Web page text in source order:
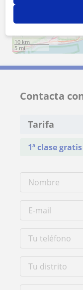
10 km
5 mi
Contacta
Tarifa
1ª clase gratis